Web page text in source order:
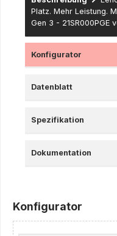
Platz. Mehr Leistung.
Gen 3 - 21SR000PGE
Konfigurator
Datenblatt
Spezifikation
Dokumentation
Konfigurator